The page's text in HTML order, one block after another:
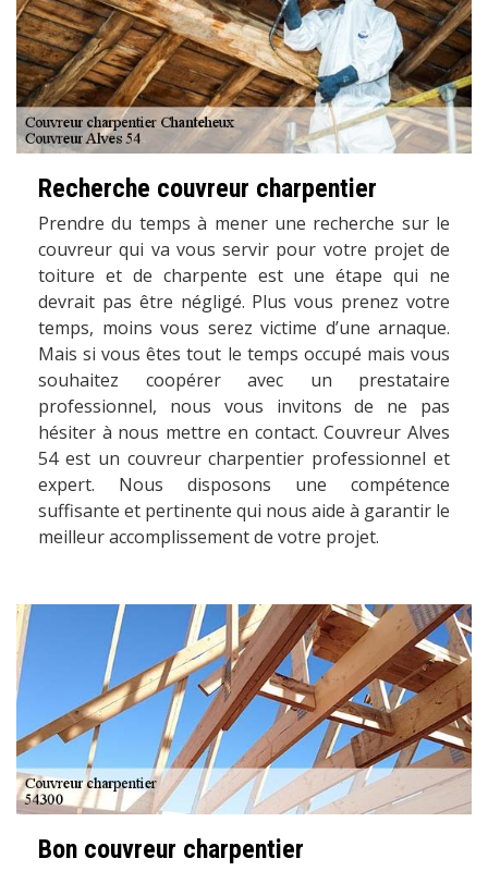
Recherche couvreur charpentier
Prendre du temps à mener une recherche sur le
couvreur qui va vous servir pour votre projet de
toiture et de charpente est une étape qui ne
devrait pas être négligé. Plus vous prenez votre
temps, moins vous serez victime d’une arnaque.
Mais si vous êtes tout le temps occupé mais vous
souhaitez coopérer avec un prestataire
professionnel, nous vous invitons de ne pas
hésiter à nous mettre en contact. Couvreur Alves
54 est un couvreur charpentier professionnel et
expert. Nous disposons une compétence
suffisante et pertinente qui nous aide à garantir le
meilleur accomplissement de votre projet.
Bon couvreur charpentier